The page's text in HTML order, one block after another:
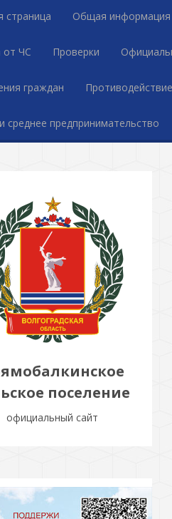
страница Общая информация
от ЧС Проверки
граждан
среднее предпринимательство
поселение
официальный сайт